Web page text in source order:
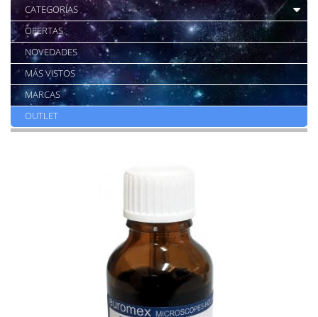
CATEGORÍAS
OFERTAS
NOVEDADES
MÁS VISTOS
MARCAS
OUTLET